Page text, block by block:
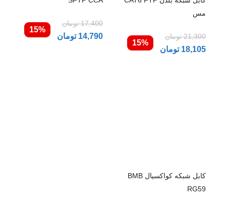
مس
21,300 تومان
18,105 تومان
15%
17,400 تومان
14,790 تومان
15%
کابل شبکه کواکسیال BMB
RG59